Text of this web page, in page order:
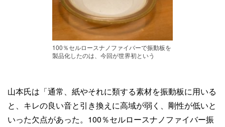
100％セルロースナノファイバーで振動板を
製品化したのは、今回が世界初という
山本氏は「通常、紙やそれに類する素材を振動板に用いる
と、キレの良い音と引き換えに高域が弱く、剛性が低いと
いった欠点があった。100％セルロースナノファイバー振